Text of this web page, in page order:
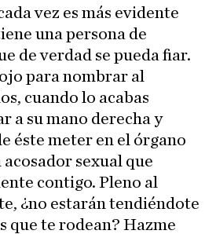
vez es más evidente
una persona de
de verdad se pueda fiar.
para nombrar al
cuando lo acabas
a su mano derecha y
éste meter en el órgano
sexual que
contigo. Pleno al
¿no estarán tendiéndote
que te rodean? Hazme